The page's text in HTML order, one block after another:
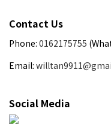
Contact Us
Phone: 0162175755
Email:
Social Media